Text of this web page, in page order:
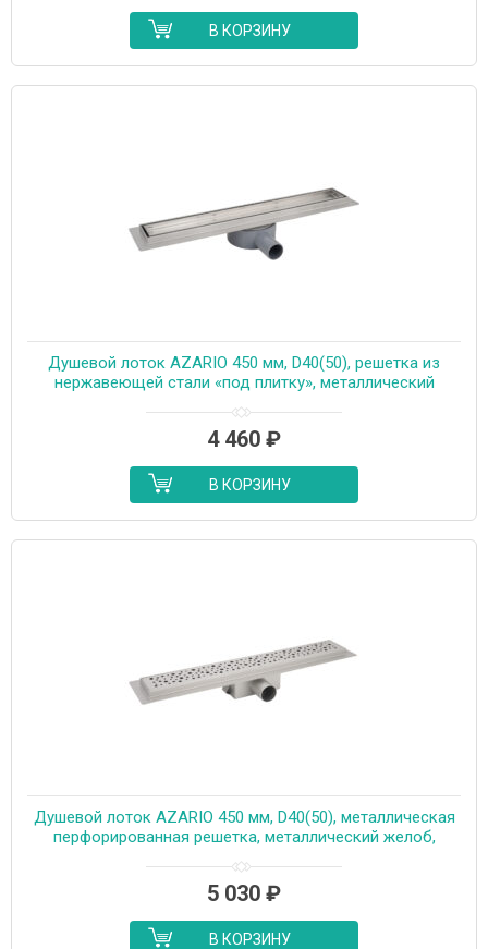
В КОРЗИНУ
Душевой лоток AZARIO 450 мм, D40(50), решетка из
нержавеющей стали «под плитку», металлический
(AZT3TILE450)
4 460 ₽
В КОРЗИНУ
Душевой лоток AZARIO 450 мм, D40(50), металлическая
перфорированная решетка, металлический желоб,
5 030 ₽
В КОРЗИНУ